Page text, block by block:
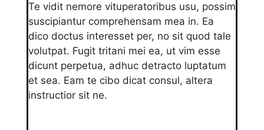
Te vidit nemore vituperatoribus usu, possim
suscipiantur comprehensam mea in. Ea
dico doctus interesset per, no sit quod tale
volutpat. Fugit tritani mei ea, ut vim esse
dicunt perpetua, adhuc detracto luptatum
et sea. Eam te cibo dicat consul, altera
instructior sit ne.